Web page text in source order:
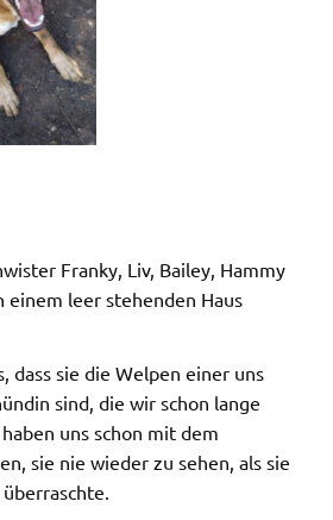
Franky, Liv, Bailey, Hammy
einem leer stehenden Haus
dass sie die Welpen einer uns
sind, die wir schon lange
uns schon mit dem
sie nie wieder zu sehen, als sie